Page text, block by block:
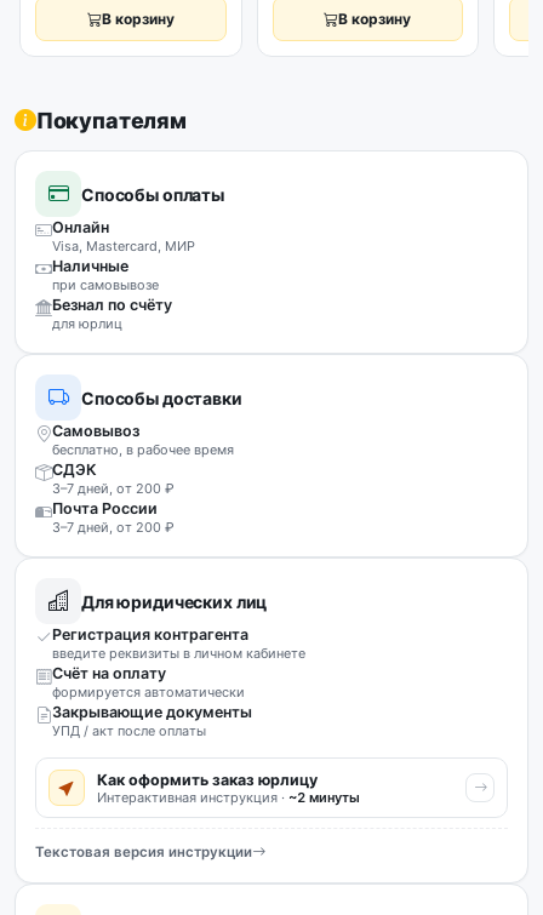
В корзину В корзину
Покупателям
Способы оплаты
Онлайн
Visa, Mastercard, МИР
Наличные
при самовывозе
Безнал по счёту
для юрлиц
Способы доставки
Самовывоз
бесплатно, в рабочее время
СДЭК
3–7 дней, от 200 ₽
Почта России
3–7 дней, от 200 ₽
Для юридических лиц
Регистрация контрагента
введите реквизиты в личном кабинете
Счёт на оплату
формируется автоматически
Закрывающие документы
УПД / акт после оплаты
Как оформить заказ юрлицу
Интерактивная инструкция · ~2 минуты
Текстовая версия инструкции